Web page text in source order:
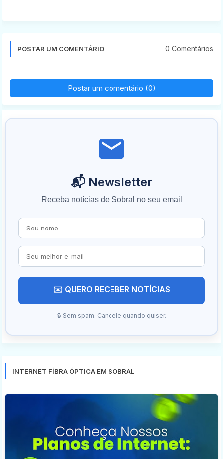
POSTAR UM COMENTÁRIO 0 Comentários
Postar um comentário (0)
📬 Newsletter
Receba notícias de Sobral no seu email
✉️ QUERO RECEBER NOTÍCIAS
🔒 Sem spam. Cancele quando quiser.
INTERNET FÍBRA ÓPTICA EM SOBRAL